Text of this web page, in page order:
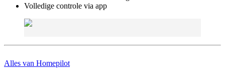
Volledige controle via app
Alles van Homepilot